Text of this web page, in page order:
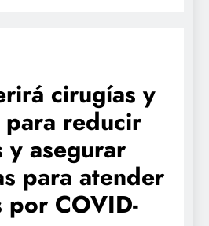
cirugías y
para reducir
y asegurar
para atender
por COVID-